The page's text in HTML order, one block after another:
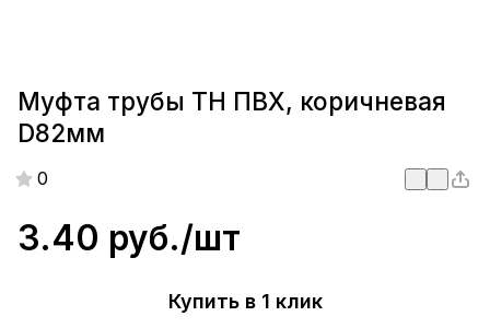
Муфта трубы ТН ПВХ, коричневая
D82мм
0
3.40 руб./шт
Купить в 1 клик